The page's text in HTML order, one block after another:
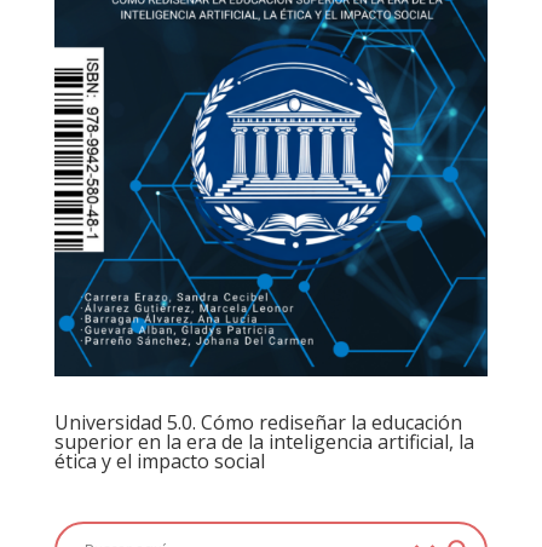
Universidad 5.0. Cómo rediseñar la educación
superior en la era de la inteligencia artificial, la
ética y el impacto social